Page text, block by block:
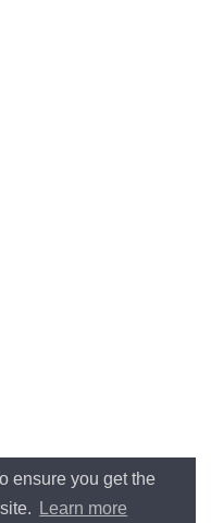
ensure you get the
Learn more